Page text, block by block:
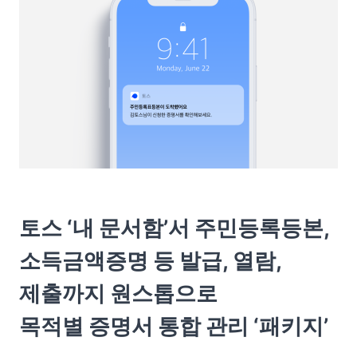
토스 ‘내 문서함’서 주민등록등본,
소득금액증명 등 발급, 열람,
제출까지 원스톱으로
목적별 증명서 통합 관리 ‘패키지’